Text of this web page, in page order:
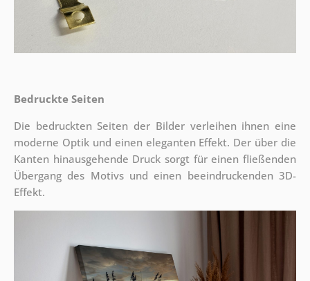
Bedruckte Seiten
Die bedruckten Seiten der Bilder verleihen ihnen eine
moderne Optik und einen eleganten Effekt. Der über die
Kanten hinausgehende Druck sorgt für einen fließenden
Übergang des Motivs und einen beeindruckenden 3D-
Effekt.